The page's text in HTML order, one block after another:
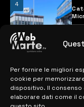
Per fornire le migliori
cookie per
dispositivo. Il
elaborare dati come il
4
MAPPA DEL SITO
> NOTIZIE